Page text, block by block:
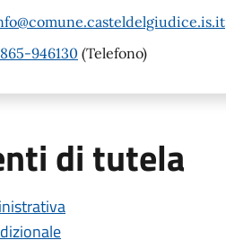
946130 (Telefono)
di tutela